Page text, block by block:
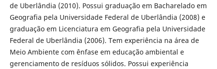
de Uberlândia (2010). Possui graduação em Bacharelado em
Geografia pela Universidade Federal de Uberlândia (2008) e
graduação em Licenciatura em Geografia pela Universidade
Federal de Uberlândia (2006). Tem experiência na área de
Meio Ambiente com ênfase em educação ambiental e
gerenciamento de resíduos sólidos. Possui experiência